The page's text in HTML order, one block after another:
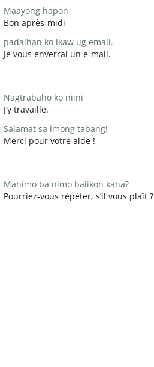
Maayong hapon
Bon après-midi
padalhan ko ikaw ug email.
Je vous enverrai un e-mail.
Nagtrabaho ko niini
J’y travaille.
Salamat sa imong tabang!
Merci pour votre aide !
Mahimo ba nimo balikon kana?
Pourriez-vous répéter, s’il vous plaît ?